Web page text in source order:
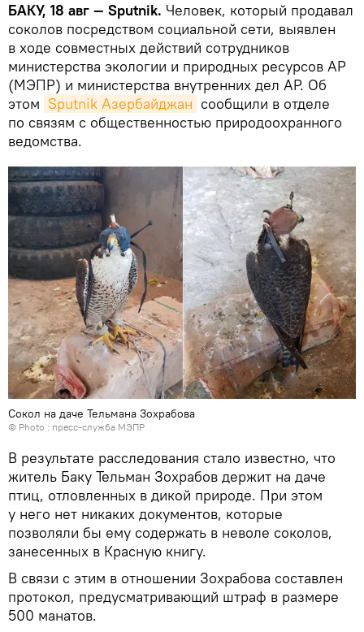
БАКУ, 18 авг — Sputnik. Человек, который продавал
соколов посредством социальной сети, выявлен
в ходе совместных действий сотрудников
министерства экологии и природных ресурсов АР
(МЭПР) и министерства внутренних дел АР. Об
этом Sputnik Азербайджан сообщили в отделе
по связям с общественностью природоохранного
ведомства.
Сокол на даче Тельмана Зохрабова
© Photo : пресс-служба МЭПР
В результате расследования стало известно, что
житель Баку Тельман Зохрабов держит на даче
птиц, отловленных в дикой природе. При этом
у него нет никаких документов, которые
позволяли бы ему содержать в неволе соколов,
занесенных в Красную книгу.
В связи с этим в отношении Зохрабова составлен
протокол, предусматривающий штраф в размере
500 манатов.